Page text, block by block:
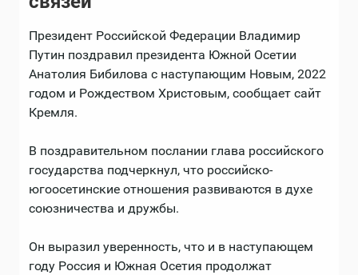
Президент Российской Федерации Владимир
Путин поздравил президента Южной Осетии
Анатолия Бибилова с наступающим Новым, 2022
годом и Рождеством Христовым, сообщает сайт
Кремля.
В поздравительном послании глава российского
государства подчеркнул, что российско-
югоосетинские отношения развиваются в духе
союзничества и дружбы.
Он выразил уверенность, что и в наступающем
году Россия и Южная Осетия продолжат